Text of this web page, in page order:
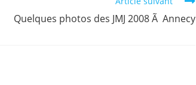
Quelques photos des JMJ 2008 Ã Annecy